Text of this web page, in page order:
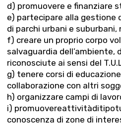
d) promuovere e finanziare
e) partecipare alla
di parchi urbani e
f) creare un proprio corpo
salvaguardia
riconosciute ai sensi del
g) tenere corsi di
collaborazione con altri
h) organizzare campi di
i)
conoscenza di zone di